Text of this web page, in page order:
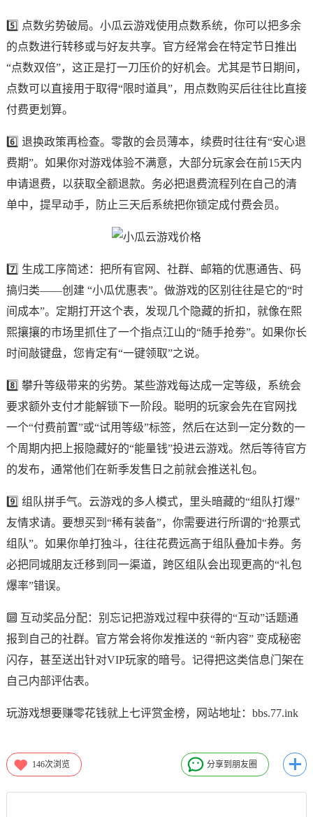
5️⃣ 点数劣势破局。小瓜云游戏使用点数系统，你可以把多余
的点数进行转移或与好友共享。官方经常会在特定节日推出
“点数双倍”，这正是打一刀压价的好机会。尤其是节日期间，
点数可以直接用于取得“限时道具”，用点数购买后往往比直接
付费更划算。
6️⃣ 退换政策再检查。零散的会员薄本，续费时往往有“安心退
费期”。如果你对游戏体验不满意，大部分玩家会在前15天内
申请退费，以获取全额退款。务必把退费流程列在自己的清
单中，提早动手，防止三天后系统把你锁定成付费会员。
7️⃣ 生成工序简述：把所有官网、社群、邮箱的优惠通告、码
搞归类——创建 “小瓜优惠表”。做游戏的区别往往是它的“时
间成本”。定期打开这个表，发现几个隐藏的折扣，就像在熙
熙攘攘的市场里抓住了一个指点江山的“随手抢劵”。如果你长
时间敲键盘，您肯定有“一键领取”之说。
8️⃣ 攀升等级带来的劣势。某些游戏每达成一定等级，系统会
要求额外支付才能解锁下一阶段。聪明的玩家会先在官网找
一个“付费前置”或“试用等级”标签，然后在达到一定分数的一
个周期内把上报隐藏好的“能量钱”投进云游戏。然后等待官方
的发布，通常他们在新季发售日之前就会推送礼包。
9️⃣ 组队拼手气。云游戏的多人模式，里头暗藏的“组队打爆”
友情求请。要想买到“稀有装备”，你需要进行所谓的“抢票式
组队”。如果你单打独斗，往往花费远高于组队叠加卡券。务
必把同城朋友迁移到同一渠道，跨区组队会出现更高的“礼包
爆率”错误。
🔟 互动奖品分配：别忘记把游戏过程中获得的“互动”话题通
报到自己的社群。官方常会将你发推送的 “新内容” 变成秘密
闪存，甚至送出针对VIP玩家的暗号。记得把这类信息门架在
自己内部评估表。
玩游戏想要赚零花钱就上七评赏金榜，网站地址：bbs.77.ink
146次浏览 分享到朋友圈